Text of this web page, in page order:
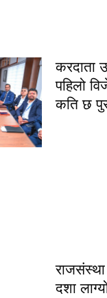
करदाता
पहिलो
कति छ
दशा